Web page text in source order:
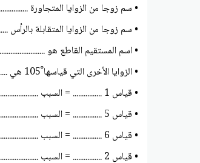
• سم زوجا من الزوايا المتجاورة
• سم زوجا من الزوايا المتقابلة بالرأس
• اسم المستقيم القاطع هو
• الزوايا الأخرى التي قياسها ْ105 هي ...................................................................................................................
• قياس 1 ................ = السبب ............................................................................
• قياس 5 ................ = السبب ............................................................................
• قياس 6 ................ = السبب ............................................................................
• قياس 2 ................ = السبب ............................................................................